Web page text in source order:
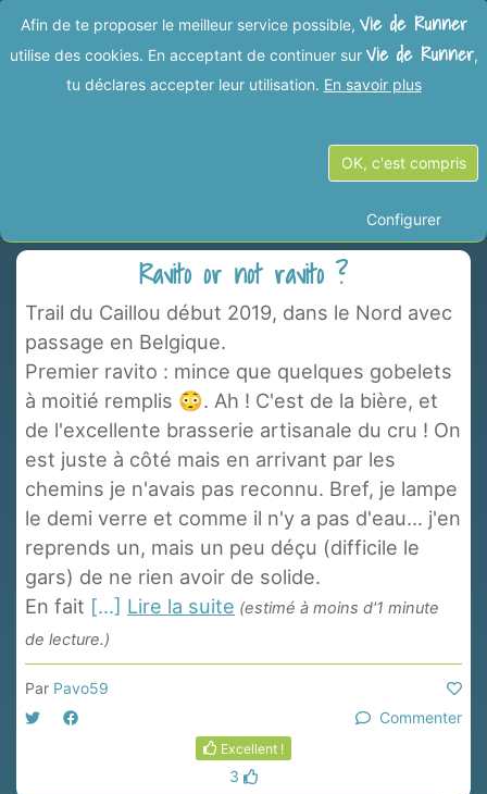
Vies de Runner dans la
catégorie "Trail du Caillou"
Ravito or not ravito ?
Trail du Caillou début 2019, dans le Nord avec
passage en Belgique.
Premier ravito : mince que quelques gobelets
à moitié remplis 😳. Ah ! C'est de la bière, et
de l'excellente brasserie artisanale du cru ! On
est juste à côté mais en arrivant par les
chemins je n'avais pas reconnu. Bref, je lampe
le demi verre et comme il n'y a pas d'eau... j'en
reprends un, mais un peu déçu (difficile le
gars) de ne rien avoir de solide.
En fait [...] Lire la suite (estimé à moins d'1 minute
de lecture.)
Par Pavo59
Commenter
Excellent !
3
Afin de te proposer le meilleur service possible, Vie de Runner
utilise des cookies. En acceptant de continuer sur Vie de Runner,
tu déclares accepter leur utilisation. En savoir plus
OK, c'est compris
Configurer